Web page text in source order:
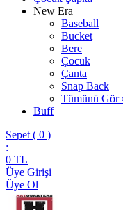
New Era
Baseball
Bucket
Bere
Çocuk
Çanta
Snap Back
Tümünü Gör
Buff
Sepet ( 0 )
:
0 TL
Üye Girişi
Üye Ol